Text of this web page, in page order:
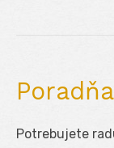
Poradňa
Potrebujete